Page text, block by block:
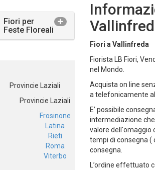
Fiori per
Feste Floreali
Provincie Laziali
Provincie Laziali
Frosinone
Latina
Rieti
Roma
Viterbo
Fiori a Vallinfreda
Fiorista LB Fiori,
nel Mondo.
Acquista on line
a telefonicamente
E’ possibile
intermediazione
valore dell'omaggio
tempi di consegna (
consegna.
L’ordine effettuato